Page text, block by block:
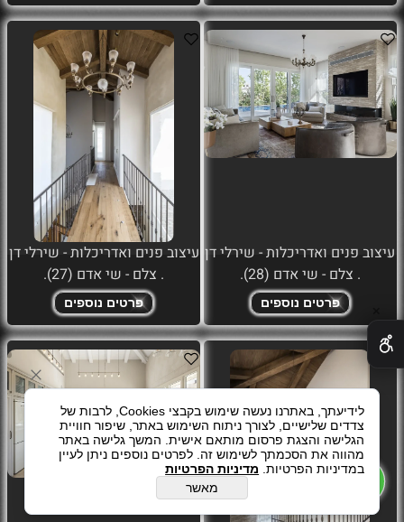
עיצוב פנים ואדריכלות - שירלי דן
. צלם - שי אדם (28).
פרטים נוספים
עיצוב פנים ואדריכלות - שירלי דן
. צלם - שי אדם (27).
פרטים נוספים
לידיעתך, באתרנו נעשה שימוש בקבצי Cookies, לרבות של
צדדים שלישיים, לצורך ניתוח השימוש באתר, שיפור חוויית
הגלישה והצגת פרסום מותאם אישית. המשך גלישה באתר
מהווה את הסכמתך לשימוש זה. לפרטים נוספים ניתן לעיין
במדיניות הפרטיות. מדיניות הפרטיות
מאשר